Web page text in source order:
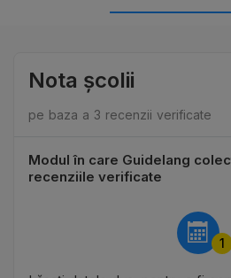
Nota școlii
pe baza a 3 recenzii verificate
Modul în care Guidelang
recenziile verificate
1